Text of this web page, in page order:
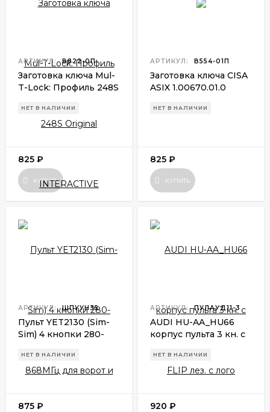
АРТИКУЛ: В822-0П
Заготовка ключа Mul-
T-Lock: Профиль 248S
НЕТ В НАЛИЧИИ
825 ₽
КУПИТЬ
АРТИКУЛ: В554-01П
Заготовка ключа CISA
ASIX 1.00670.01.0
НЕТ В НАЛИЧИИ
825 ₽
КУПИТЬ
АРТИКУЛ: ШПУУН35
Пульт YET2130 (Sim-
Sim) 4 кнопки 280-
шлагбаумов
НЕТ В НАЛИЧИИ
875 ₽
АРТИКУЛ: ПУЛАУД11-3
AUDI HU-AA HU66
корпус пульта 3 кн. с
НЕТ В НАЛИЧИИ
920 ₽